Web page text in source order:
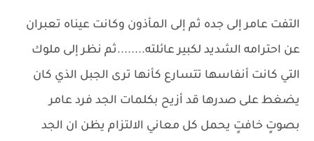
التفت عامر إلى جده ثم إلى المأذون وكانت عيناه تعبران
عن احترامه الشديد لكبير عائلته........ثم نظر إلى ملوك
التي كانت أنفاسها تتسارع كأنها ترى الجبل الذي كان
يضغط على صدرها قد أزيح بكلمات الجد فرد عامر
بصوتٍ خافتٍ يحمل كل معاني الالتزام يظن ان الجد